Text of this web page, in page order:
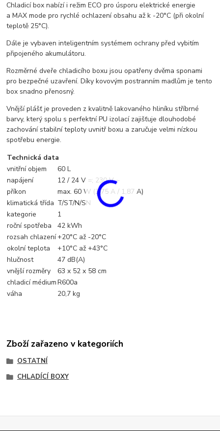
Chladicí box nabízí i režim ECO pro úsporu elektrické energie
a MAX mode pro rychlé ochlazení obsahu až k -20°C (při okolní
teplotě 25°C).
Dále je vybaven inteligentním systémem ochrany před vybitím
připojeného akumulátoru.
Rozměrné dveře chladicího boxu jsou opatřeny dvěma sponami
pro bezpečné uzavření. Díky kovovým postranním madlům je tento
box snadno přenosný.
Vnější plášť je proveden z kvalitně lakovaného hliníku stříbrné
barvy, který spolu s perfektní PU izolací zajišťuje dlouhodobé
zachování stabilní teploty uvnitř boxu a zaručuje velmi nízkou
spotřebu energie.
Technická data
vnitřní objem
60 L
napájení
12 / 24 V =; 230 V ~
příkon
max. 60 W (3,75 A / 1,87 A)
klimatická třída T/ST/N/SN
kategorie
1
roční spotřeba
42 kWh
rozsah chlazení+20°C až -20°C
okolní teplota
+10°C až +43°C
hlučnost
47 dB(A)
vnější rozměry
63 x 52 x 58 cm
chladicí médiumR600a
váha
20,7 kg
Zboží zařazeno v kategoriích
OSTATNÍ
CHLADÍCÍ BOXY